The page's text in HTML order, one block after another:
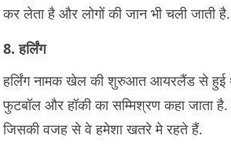
कर लेता है और लोगों की जान भी चली जाती है.
8. हर्लिंग
हर्लिंग नामक खेल की शुरुआत आयरलैंड से हुई
फुटबॉल और हॉकी का सम्मिश्रण कहा जाता
जिसकी वजह से वे हमेशा खतरे मे रहते हैं.